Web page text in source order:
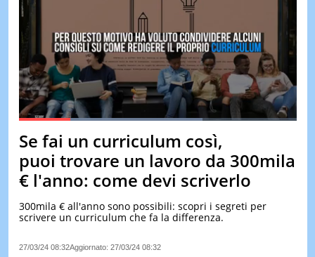
WOW
POP
& TV
QUIZ
&
TEST
&
Pause Unmute
Loaded:66.25%
Se fai un curriculum così,
puoi trovare un lavoro da 300mila
€ l'anno: come devi scriverlo
300mila € all'anno sono possibili: scopri i segreti per
scrivere un curriculum che fa la differenza.
27/03/24 08:32Aggiornato: 27/03/24 08:32